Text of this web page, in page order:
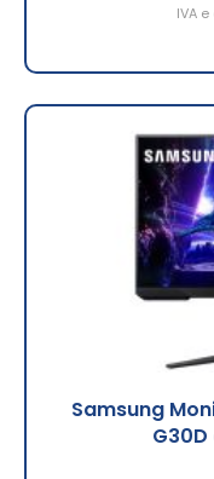
IVA
Samsung
G30D